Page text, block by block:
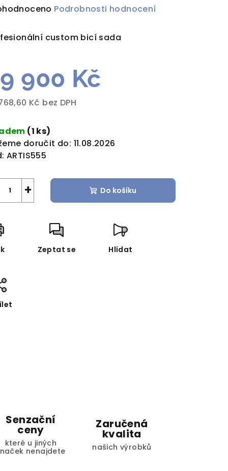
Podrobnosti hodnocení
custom bicí sada
900 Kč
Kč bez DPH
(1 ks)
doručit do: 11.08.2026
ARTIS555
+ Do košíku
Zeptat se Hlídat
Senzační
ceny
které u jiných
nenajdete
Zaručená
kvalita
našich výrobků